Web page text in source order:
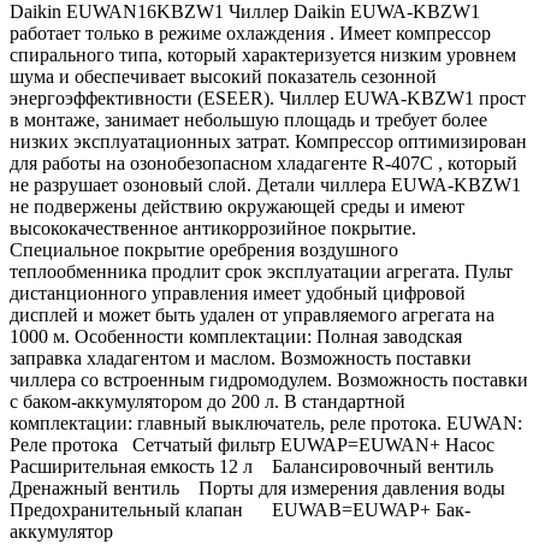
Daikin EUWAN16KBZW1 Чиллер Daikin EUWA-KBZW1
работает только в режиме охлаждения . Имеет компрессор
спирального типа, который характеризуется низким уровнем
шума и обеспечивает высокий показатель сезонной
энергоэффективности (ESEER). Чиллер EUWA-KBZW1 прост
в монтаже, занимает небольшую площадь и требует более
низких эксплуатационных затрат. Компрессор оптимизирован
для работы на озонобезопасном хладагенте R-407C , который
не разрушает озоновый слой. Детали чиллера EUWA-KBZW1
не подвержены действию окружающей среды и имеют
высококачественное антикоррозийное покрытие.
Специальное покрытие оребрения воздушного
теплообменника продлит срок эксплуатации агрегата. Пульт
дистанционного управления имеет удобный цифровой
дисплей и может быть удален от управляемого агрегата на
1000 м. Особенности комплектации: Полная заводская
заправка хладагентом и маслом. Возможность поставки
чиллера со встроенным гидромодулем. Возможность поставки
с баком-аккумулятором до 200 л. В стандартной
комплектации: главный выключатель, реле протока. EUWAN:
Реле протока Сетчатый фильтр EUWAP=EUWAN+ Насос
Расширительная емкость 12 л Балансировочный вентиль
Дренажный вентиль Порты для измерения давления воды
Предохранительный клапан EUWAB=EUWAP+ Бак-
аккумулятор